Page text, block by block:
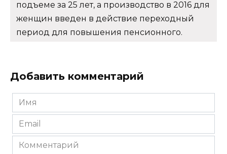
подъеме за 25 лет, а производство в 2016 для
женщин введен в действие переходный
период для повышения пенсионного.
Добавить комментарий
Имя
*
Email
*
Комментарий